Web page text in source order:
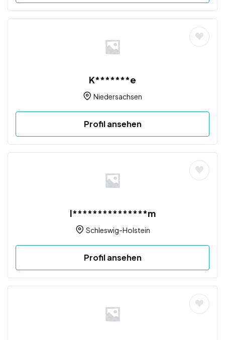
K*******e
Niedersachsen
Profil ansehen
l***************m
Schleswig-Holstein
Profil ansehen